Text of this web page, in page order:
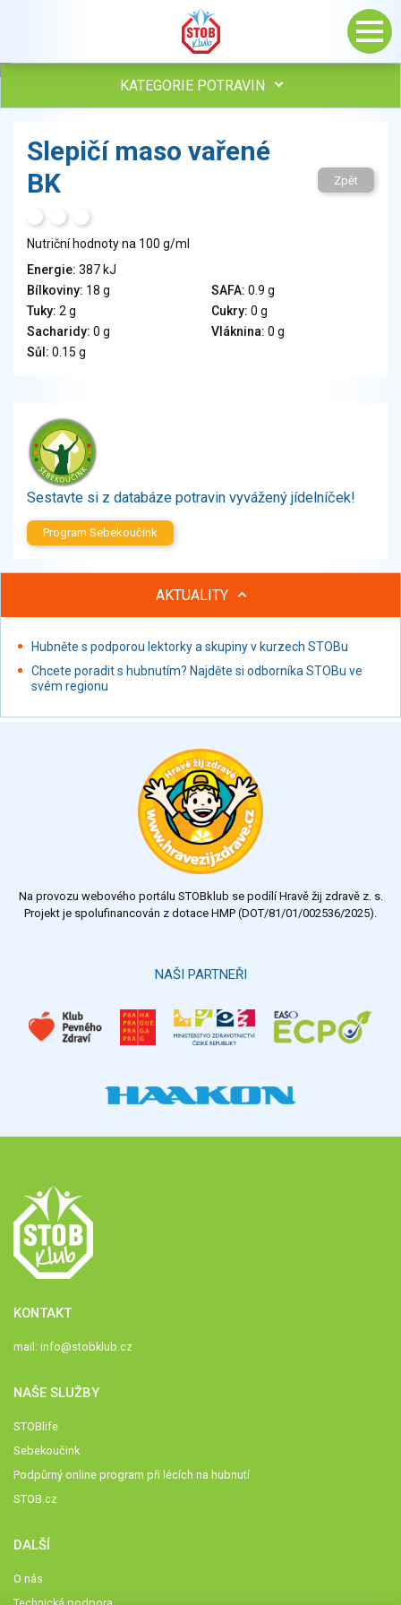
KATEGORIE POTRAVIN
Vejce
Mléko
Sýry
Veganské a vegetariánské výrobky
Tuky
Obiloviny, mouka, cereální výrobky
Chléb, pečivo, křehké chleby, pufované výrobky
Přílohy
Brambory, luštěniny, houby
Sladkosti, slané výrobky
Zmrzliny
Ochucovadla, přísady, sladidla
Sušené směsi
Polotovary, hotové pokrmy
Proteinové výrobky, doplňky stravy
Nápoje alkoholické
Restaurace, jídelny, hotová jídla
Fastfood
Studená kuchyně, lahůdkářské výrobky
Slepičí maso vařené
BK
Zpět
Nutriční hodnoty na 100 g/ml
Energie: 387 kJ
Bílkoviny: 18 g SAFA: 0.9 g
Tuky: 2 g Cukry: 0 g
Sacharidy: 0 g Vláknina: 0 g
Sůl: 0.15 g
Sestavte si z databáze potravin vyvážený jídelníček!
Program Sebekoučink
AKTUALITY
Hubněte s podporou lektorky a skupiny v kurzech STOBu
Chcete poradit s hubnutím? Najděte si odborníka STOBu ve
svém regionu
Na provozu webového portálu STOBklub se podílí Hravě žij zdravě z. s.
Projekt je spolufinancován z dotace HMP (DOT/81/01/002536/2025).
NAŠI PARTNEŘI
KONTAKT
mail: info@stobklub.cz
NAŠE SLUŽBY
STOBlife
Sebekoučink
Podpůrný online program při lécích na hubnutí
STOB.cz
DALŠÍ
O nás